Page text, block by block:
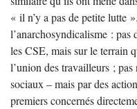
« il n’y a pas de petite lutte
l’anarchosyndicalisme : pas
les CSE, mais sur le terrain
l’union des travailleurs ;
sociaux – mais par des
premiers concernés